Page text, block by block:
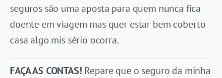
seguros são uma aposta para quem nunca fica
doente em viagem mas quer estar bem coberto
casa algo mis sério ocorra.
FAÇA AS CONTAS! Repare que o seguro da minha